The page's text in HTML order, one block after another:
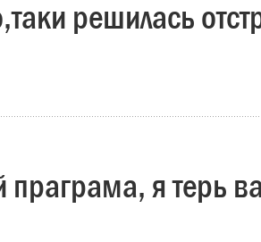
решилась
праграма, я терь